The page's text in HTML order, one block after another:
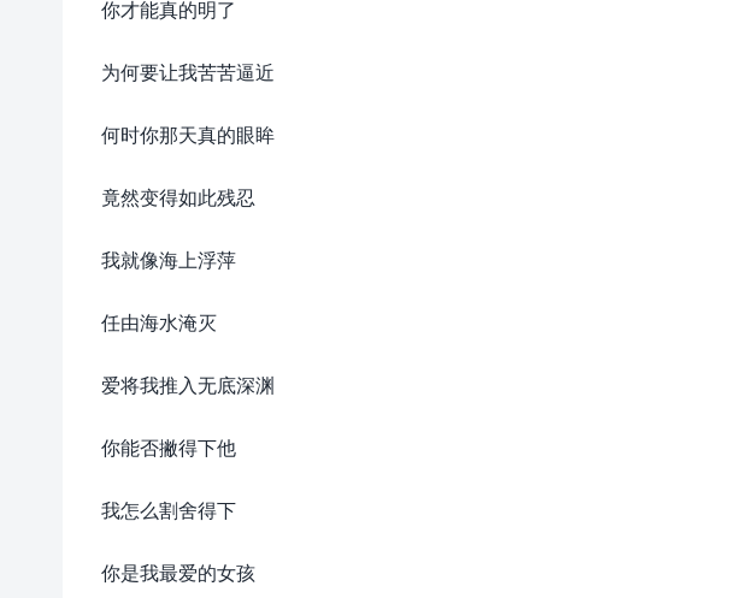
你才能真的明了
为何要让我苦苦逼近
何时你那天真的眼眸
竟然变得如此残忍
我就像海上浮萍
任由海水淹灭
爱将我推入无底深渊
你能否撇得下他
我怎么割舍得下
你是我最爱的女孩